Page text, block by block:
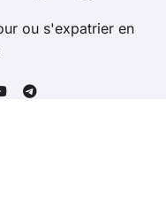
ou s'expatrier en